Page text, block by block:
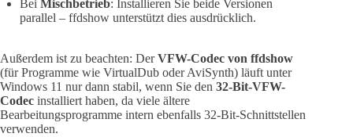
Bei Mischbetrieb: Installieren Sie beide Versionen
parallel – ffdshow unterstützt dies ausdrücklich.
Außerdem ist zu beachten: DerVFW-Codec von ffdshow
(für Programme wie VirtualDub oder AviSynth) läuft unter
Windows 11 nur dann stabil, wenn Sie den 32-Bit-VFW-
Codec installiert haben, da viele ältere
Bearbeitungsprogramme intern ebenfalls 32-Bit-Schnittstellen
verwenden.